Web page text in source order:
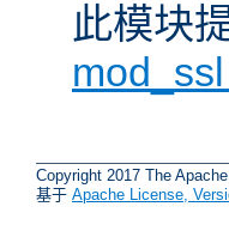
此模块
Copyright 2017 The
基于 Apache License,